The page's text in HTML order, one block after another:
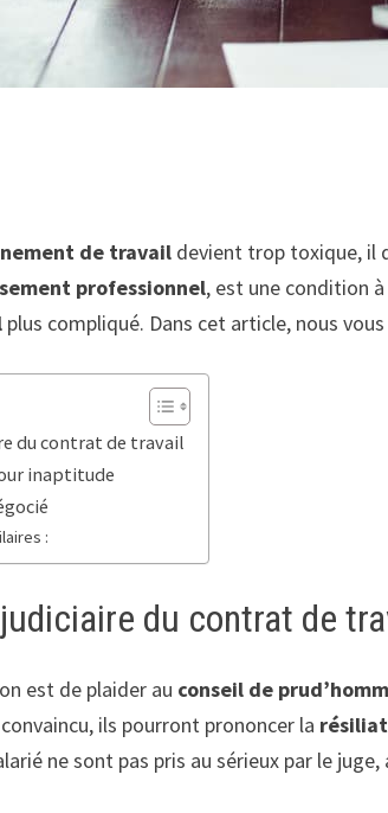
de travail devient trop toxique, il
professionnel, est une condition
plus compliqué. Dans cet article, nous
du contrat de travail
inaptitude
:
du contrat de
est de plaider au conseil de
ils pourront prononcer la
ne sont pas pris au sérieux par le